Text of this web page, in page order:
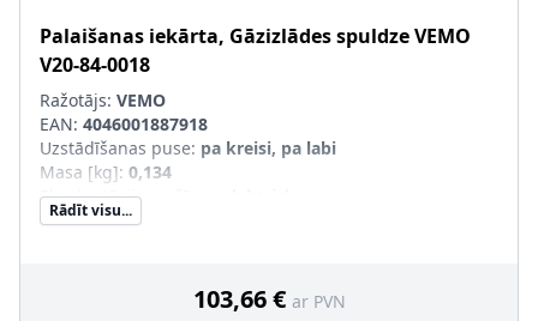
Palaišanas iekārta, Gāzizlādes spuldzeVEMO
V20-84-0018
Ražotājs: VEMO
EAN: 4046001887918
Uzstādīšanas puse: pa kreisi, pa labi
Masa [kg]: 0,134
Ekspluatācijas režīms
Materiāls:Metāls
Rādīt visu...
103,66 € ar PVN